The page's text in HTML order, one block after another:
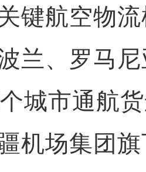
键航空物
兰、罗马
城市通航
场集团旗